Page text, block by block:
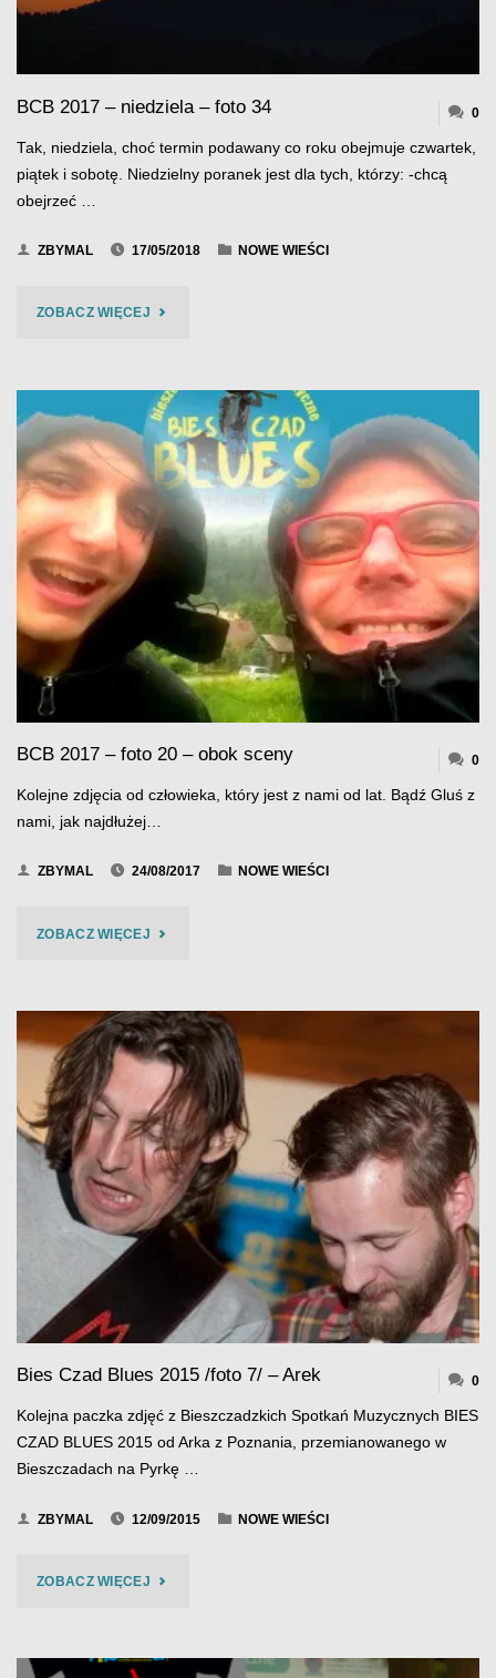
BCB 2017 – niedziela – foto 34 0
Tak, niedziela, choć termin podawany co roku obejmuje czwartek,
piątek i sobotę. Niedzielny poranek jest dla tych, którzy: -chcą
obejrzeć …
ZBYMAL 17/05/2018 NOWE WIEŚCI
ZOBACZ WIĘCEJ"BCB
–
NIEDZIELA
–
FOTO
BCB 2017 – foto 20 – obok sceny 0
Kolejne zdjęcia od człowieka, który jest z nami od lat. Bądź Gluś z
nami, jak najdłużej…
ZBYMAL 24/08/2017 NOWE WIEŚCI
ZOBACZ WIĘCEJ"BCB
–
FOTO
20
–
OBOK
SCENY"
Bies Czad Blues 2015 /foto 7/ – Arek 0
Kolejna paczka zdjęć z Bieszczadzkich Spotkań Muzycznych BIES
CZAD BLUES 2015 od Arka z Poznania, przemianowanego w
Bieszczadach na Pyrkę …
ZBYMAL 12/09/2015 NOWE WIEŚCI
ZOBACZ WIĘCEJ"BIES